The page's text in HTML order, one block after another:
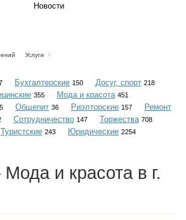
Новости
Объявления
Каталог
Услуги
Бухгалтерские 150 Досуг, спорт 218
355 Мода и красота 451
Общепит 36 Риэлторские 157
Ремонт
Сотрудничество 147 Торжества 708
Туристские 243 Юридические 2254
и красота в г.